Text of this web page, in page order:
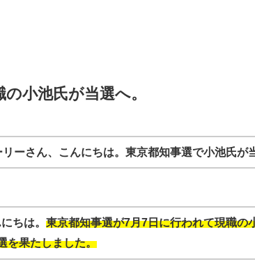
小池氏が当選へ。
リーさん、こんにちは。東京都知事選で小池氏が
ちは。 東京都知事選が7月7日に行われて現職の
を果たしました。